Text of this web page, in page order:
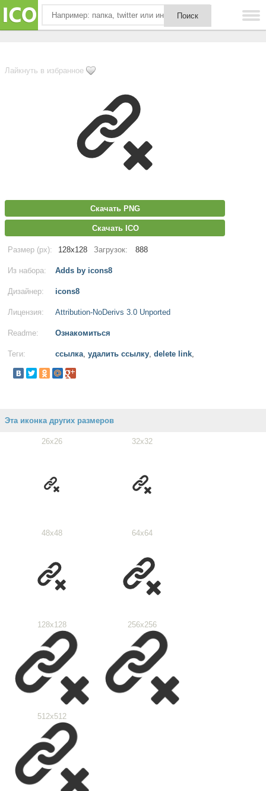
Лайкнуть в избранное
Скачать PNG
Скачать ICO
Размер (px): 128x128 Загрузок: 888
Из набора: Adds by icons8
Дизайнер: icons8
Лицензия: Attribution-NoDerivs 3.0 Unported
Readme: Ознакомиться
Теги: ссылка, удалить ссылку, delete link,
Эта иконка других размеров
26x26 32x32
48x48 64x64
128x128 256x256
512x512